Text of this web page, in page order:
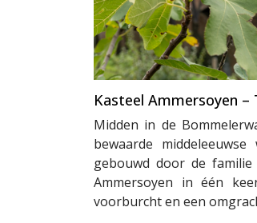
Kasteel Ammersoyen
Midden in de
bewaarde
gebouwd door de
Ammersoyen in één
voorburcht en een